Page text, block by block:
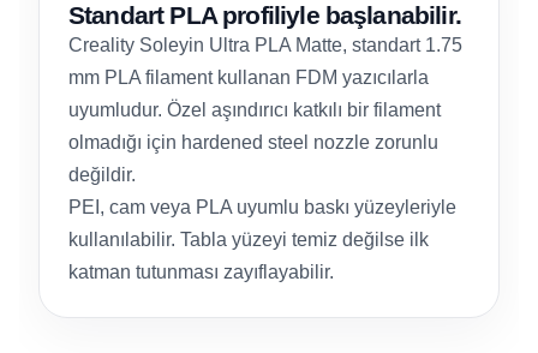
Standart PLA profiliyle başlanabilir.
Creality Soleyin Ultra PLA Matte, standart 1.75
mm PLA filament kullanan FDM yazıcılarla
uyumludur. Özel aşındırıcı katkılı bir filament
olmadığı için hardened steel nozzle zorunlu
değildir.
PEI, cam veya PLA uyumlu baskı yüzeyleriyle
kullanılabilir. Tabla yüzeyi temiz değilse ilk
katman tutunması zayıflayabilir.